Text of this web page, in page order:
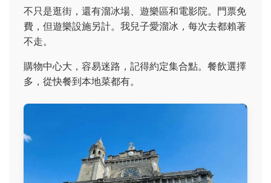
不只是逛街，還有溜冰場、遊樂區和電影院。門票免
費，但遊樂設施另計。我兒子愛溜冰，每次去都賴著
不走。
購物中心大，容易迷路，記得約定集合點。餐飲選擇
多，從快餐到本地菜都有。